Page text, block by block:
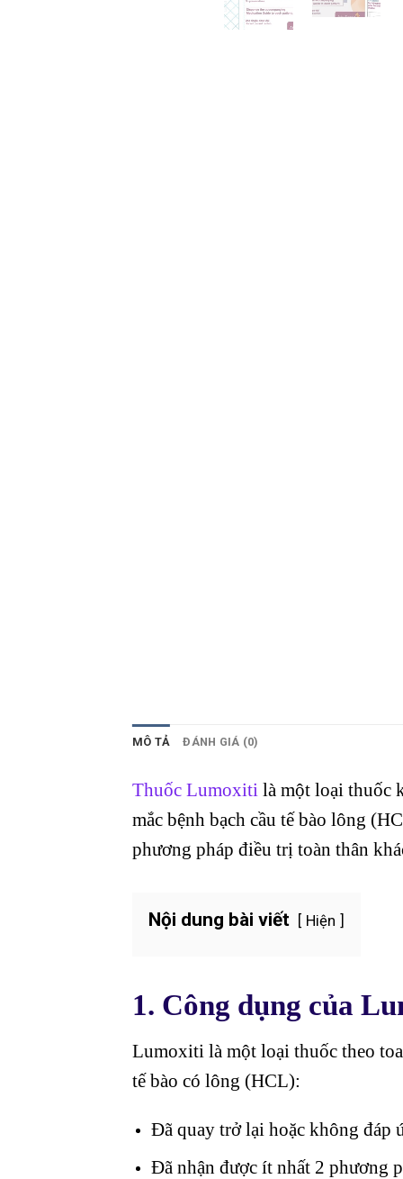
MÔ TẢ ĐÁNH GIÁ (0)
Thuốc Lumoxiti là một loại thuốc
mắc bệnh bạch cầu tế bào lông
phương pháp điều trị toàn thân
Nội dung bài viết Hiện
1. Công dụng của
Lumoxiti là một loại thuốc theo
tế bào có lông (HCL):
Đã quay trở lại hoặc không đáp
Đã nhận được ít nhất 2 phương